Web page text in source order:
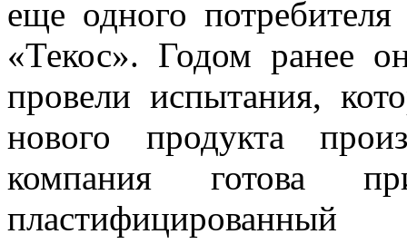
еще одного
«Текос». Годом ранее
провели испытания,
нового продукта
компания готова